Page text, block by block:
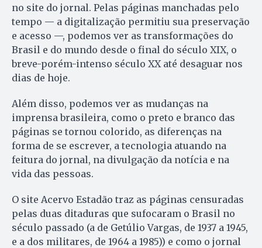
no site do jornal. Pelas páginas manchadas pelo
tempo — a digitalização permitiu sua preservação
e acesso —, podemos ver as transformações do
Brasil e do mundo desde o final do século XIX, o
breve-porém-intenso século XX até desaguar nos
dias de hoje.
Além disso, podemos ver as mudanças na
imprensa brasileira, como o preto e branco das
páginas se tornou colorido, as diferenças na
forma de se escrever, a tecnologia atuando na
feitura do jornal, na divulgação da notícia e na
vida das pessoas.
O site Acervo Estadão traz as páginas censuradas
pelas duas ditaduras que sufocaram o Brasil no
século passado (a de Getúlio Vargas, de 1937 a 1945,
e a dos militares, de 1964 a 1985)) e como o jornal